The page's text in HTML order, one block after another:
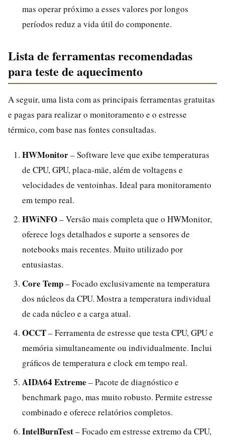
mas operar próximo a esses valores por longos
períodos reduz a vida útil do componente.
Lista de ferramentas recomendadas
para teste de aquecimento
A seguir, uma lista com as principais ferramentas gratuitas
e pagas para realizar o monitoramento e o estresse
térmico, com base nas fontes consultadas.
HWMonitor– Software leve que exibe temperaturas
de CPU, GPU, placa-mãe, além de voltagens e
velocidades de ventoinhas. Ideal para monitoramento
em tempo real.
HWiNFO– Versão mais completa que o HWMonitor,
oferece logs detalhados e suporte a sensores de
notebooks mais recentes. Muito utilizado por
entusiastas.
Core Temp– Focado exclusivamente na temperatura
dos núcleos da CPU. Mostra a temperatura individual
de cada núcleo e a carga atual.
OCCT– Ferramenta de estresse que testa CPU, GPU e
memória simultaneamente ou individualmente. Inclui
gráficos de temperatura e clock em tempo real.
AIDA64 Extreme – Pacote de diagnóstico e
benchmark pago, mas muito robusto. Permite estresse
combinado e oferece relatórios completos.
IntelBurnTest– Focado em estresse extremo da CPU,